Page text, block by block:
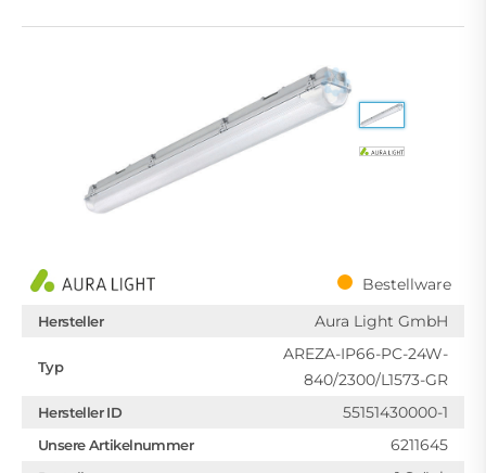
Bestellware
Hersteller Aura Light GmbH
Typ
AREZA-IP66-PC-24W-
840/2300/L1573-GR
Hersteller ID 55151430000-1
Unsere Artikelnummer 6211645